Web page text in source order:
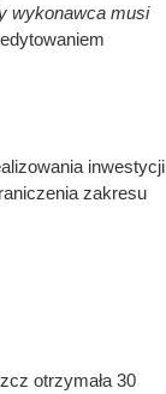
wykonawca musi
inwestycji
zakresu
otrzymała 30